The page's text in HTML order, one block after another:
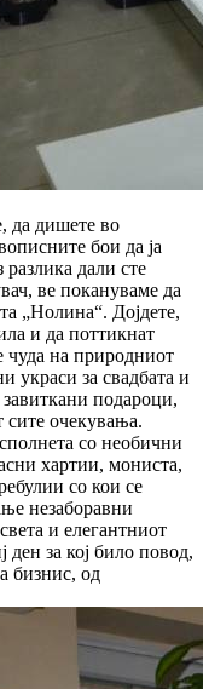
да дишете во
бои да ја
разлика дали сте
ве покануваме да
„Нолина“. Дојдете,
и да поттикнат
чуда на природниот
украси за свадбата и
подароци,
очекувања.
со необични
хартии, мониста,
со кои се
незаборавни
и елегантниот
ден за кој било повод,
бизнис, од